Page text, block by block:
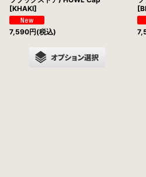
[KHAKI]
7,590円(税込)